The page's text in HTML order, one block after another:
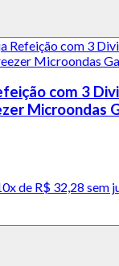
com 3
Microondas
de R$ 32,28 sem